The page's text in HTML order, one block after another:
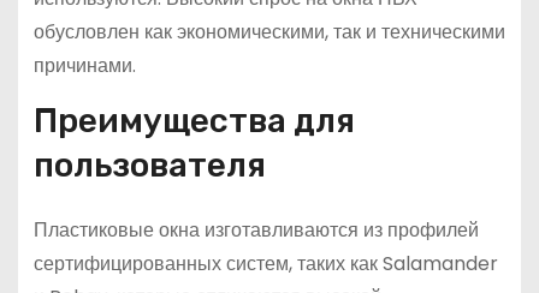
обусловлен как экономическими, так и техническими
причинами.
Преимущества для
пользователя
Пластиковые окна изготавливаются из профилей
сертифицированных систем, таких как Salamander